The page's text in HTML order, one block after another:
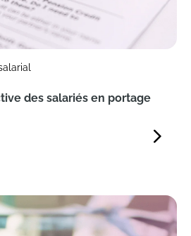
des salariés en portage